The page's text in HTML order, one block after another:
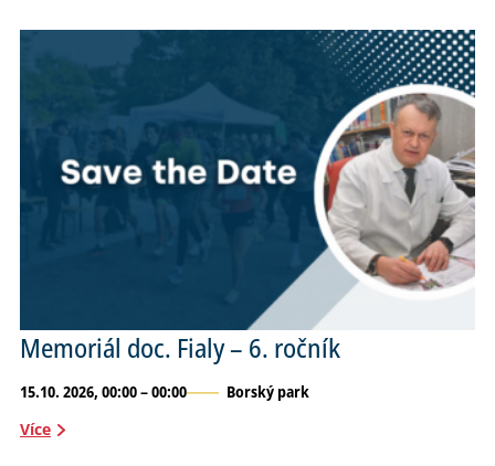
Memoriál doc. Fialy – 6. ročník
15.10. 2026, 00:00 – 00:00
Borský park
Více